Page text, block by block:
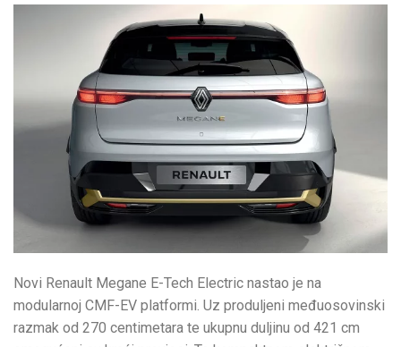
Novi Renault Megane E-Tech Electric nastao je na
modularnoj CMF-EV platformi. Uz produljeni međuosovinski
razmak od 270 centimetara te ukupnu duljinu od 421 cm